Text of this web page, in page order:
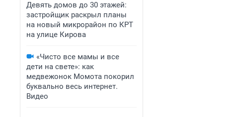
Девять домов до 30 этажей:
застройщик раскрыл планы
на новый микрорайон по КРТ
на улице Кирова
«Чисто все мамы и все
дети на свете»: как
медвежонок Момота покорил
буквально весь интернет.
Видео